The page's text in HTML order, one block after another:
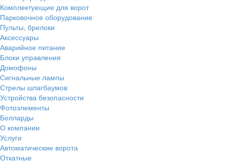
Комплектующие для ворот
Парковочное оборудование
Пульты, брелоки
Аксессуары
Аварийное питание
Блоки управления
Домофоны
Сигнальные лампы
Стрелы шлагбаумов
Устройства безопасности
Фотоэлементы
Болларды
О компании
Услуги
Автоматические ворота
Откатные